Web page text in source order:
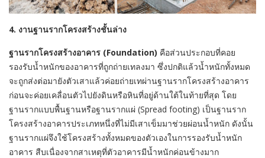
4. งานฐานรากโครงสร้างชั้นล่าง
ฐานรากโครงสร้างอาคาร (Foundation) คือส่วนประกอบที่คอย
รองรับน้ำหนักของอาคารที่ถูกถ่ายเทลงมา ซึ่งปกติแล้วน้ำหนักทั้งหมด
จะถูกส่งต่อมายังตัวเสาแล้วค่อยถ่ายเทผ่านฐานรากโครงสร้างอาคาร
ก่อนจะค่อยเคลื่อนตัวไปยังดินหรือหินที่อยู่ด้านใต้ในท้ายที่สุด โดย
ฐานรากแบบพื้นฐานหรือฐานรากแผ่ (Spread footing) เป็นฐานราก
โครงสร้างอาคารประเภทหนึ่งที่ไม่มีเสาเข็มมาช่วยผ่อนน้ำหนัก ดังนั้น
ฐานรากแผ่จึงใช้โครงสร้างทั้งหมดของตัวเองในการรองรับน้ำหนัก
อาคาร สืบเนื่องจากสาเหตุที่ตัวอาคารมีน้ำหนักค่อนข้างมาก